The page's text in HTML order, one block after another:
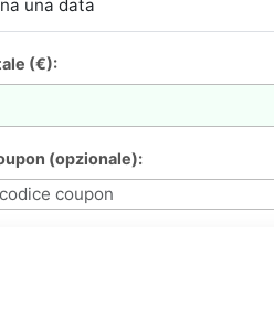
(€):
(opzionale):